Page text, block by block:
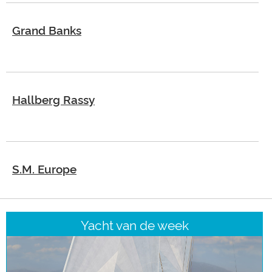
Grand Banks
Hallberg Rassy
S.M. Europe
Yacht van de week